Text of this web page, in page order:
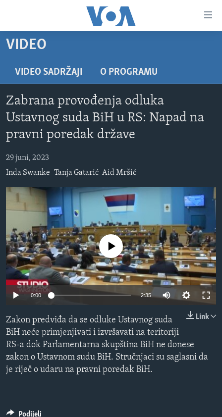
glavni
Pređi
na
glavnu
Idi
na
VIDEO
VIJESTI
SJEDINJENE AMERIČKE DRŽAVE
BOSNA I HERCEGOVINA
SVIJET
NAUKA I TEHNOLOGIJA
SPECIJALNI PROJEKTI
KORUPCIJA
SLOBODA MEDIJA
ŽENSKA STRANA
IZBJEGLIČKA STRANA
MAGAZIN
O GLASU AMERIKE
Learning English
Jezici
VIDEO
VIDEO SADRŽAJI O PROGRAMU
Zabrana provođenja odluka
Ustavnog suda BiH u RS: Napad na
pravni poredak države
29 juni, 2023
Inda Swanke Tanja Gatarić Aid Mršić
No media source currently available
0:00 2:35
Link
Zakon predviđa da se odluke Ustavnog suda
BiH neće primjenjivati i izvršavati na teritoriji
RS-a dok Parlamentarna skupština BiH ne donese
zakon o Ustavnom sudu BiH. Stručnjaci su saglasni da
je riječ o udaru na pravni poredak BiH.
Podijeli